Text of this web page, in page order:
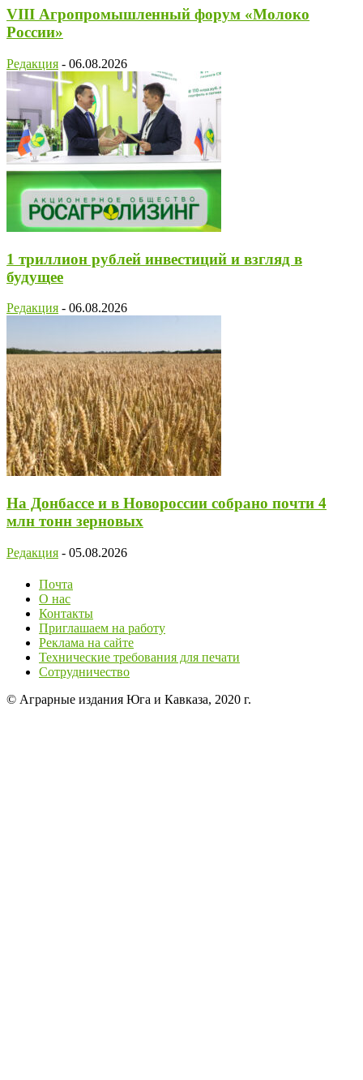
VIII Агропромышленный форум «Молоко
России»
Редакция - 06.08.2026
1 триллион рублей инвестиций и взгляд в
будущее
Редакция - 06.08.2026
На Донбассе и в Новороссии собрано почти 4
млн тонн зерновых
Редакция - 05.08.2026
Почта
О нас
Контакты
Приглашаем на работу
Реклама на сайте
Технические требования для печати
Сотрудничество
© Аграрные издания Юга и Кавказа, 2020 г.